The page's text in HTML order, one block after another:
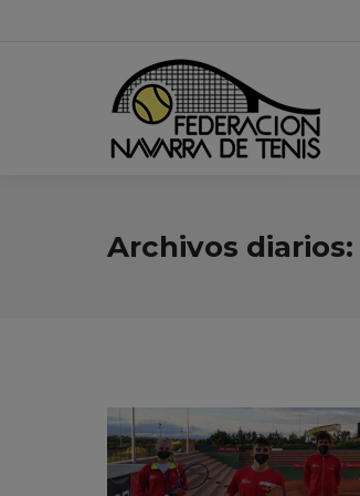
Archivos diarios: